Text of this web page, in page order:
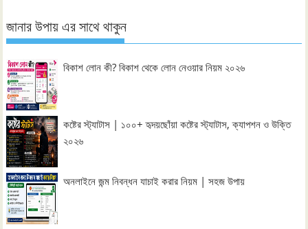
জানার উপায় এর সাথে থাকুন
বিকাশ লোন কী? বিকাশ থেকে লোন নেওয়ার নিয়ম ২০২৬
কষ্টের স্ট্যাটাস | ১০০+ হৃদয়ছোঁয়া কষ্টের স্ট্যাটাস, ক্যাপশন ও উক্তি
২০২৬
অনলাইনে জন্ম নিবন্ধন যাচাই করার নিয়ম | সহজ উপায়